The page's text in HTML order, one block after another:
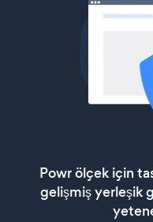
Powr ölçek için
gelişmiş yerleşik